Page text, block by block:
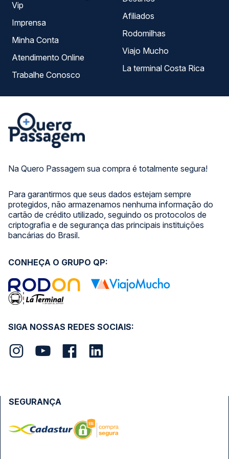
Na Quero Passagem sua compra é totalmente segura!
Para garantirmos que seus dados estejam sempre
protegidos, não armazenamos nenhuma informação do
cartão de crédito utilizado, seguindo os protocolos de
criptografia e de segurança das principais instituições
bancárias do Brasil.
Vip
Imprensa
Minha Conta
Atendimento Online
Trabalhe Conosco
Afiliados
Rodomilhas
Viajo Mucho
La terminal Costa Rica
SIGA NOSSAS REDES SOCIAIS:
CONHEÇA O GRUPO QP:
SEGURANÇA